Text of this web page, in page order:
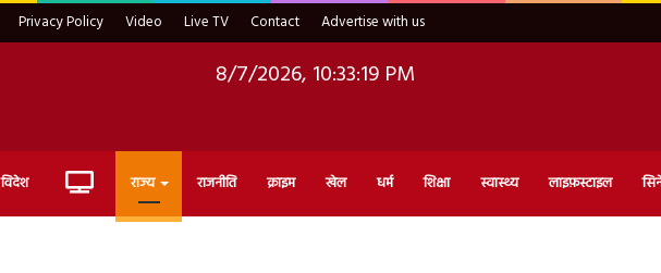
Privacy Policy Video Live TV Contact Advertise with us
8/7/2026, 10:33:20 PM
विदेश Live राज्य राजनीति क्राइम खेल धर्म शिक्षा स्वास्थ्य लाइफ़स्टाइल